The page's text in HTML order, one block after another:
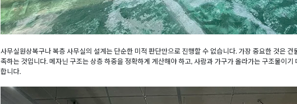
사무실원상복구나 복층 사무실의 설계는 단순한 미적 판단만으로 진행할 수 없습니다. 가장 중요한 것은
족하는 것입니다. 메자닌 구조는 상층 하중을 정확하게 계산해야 하고, 사람과 가구가 올라가는 구조물이
합니다.